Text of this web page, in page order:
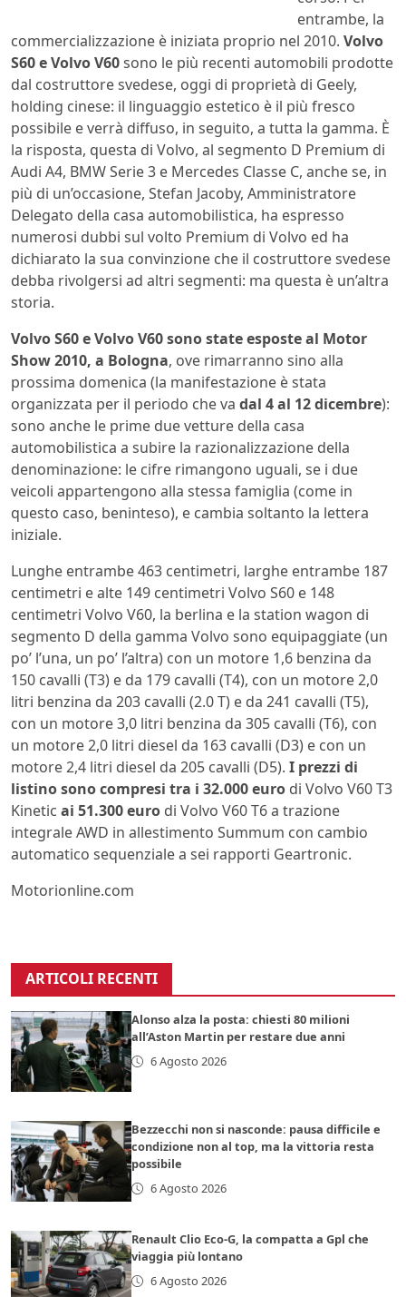
entrambe, la
commercializzazione è iniziata proprio nel 2010. Volvo
S60 e Volvo V60sono le più recenti automobili prodotte
dal costruttore svedese, oggi di proprietà di Geely,
holding cinese: il linguaggio estetico è il più fresco
possibile e verrà diffuso, in seguito, a tutta la gamma. È
la risposta, questa di Volvo, al segmento D Premium di
Audi A4, BMW Serie 3 e Mercedes Classe C, anche se, in
più di un’occasione, Stefan Jacoby, Amministratore
Delegato della casa automobilistica, ha espresso
numerosi dubbi sul volto Premium di Volvo ed ha
dichiarato la sua convinzione che il costruttore svedese
debba rivolgersi ad altri segmenti: ma questa è un’altra
storia.
Volvo S60 e Volvo V60 sono state esposte al Motor
Show 2010, a Bologna, ove rimarranno sino alla
prossima domenica (la manifestazione è stata
organizzata per il periodo che va dal 4 al 12 dicembre):
sono anche le prime due vetture della casa
automobilistica a subire la razionalizzazione della
denominazione: le cifre rimangono uguali, se i due
veicoli appartengono alla stessa famiglia (come in
questo caso, beninteso), e cambia soltanto la lettera
iniziale.
Lunghe entrambe 463 centimetri, larghe entrambe 187
centimetri e alte 149 centimetri Volvo S60 e 148
centimetri Volvo V60, la berlina e la station wagon di
segmento D della gamma Volvo sono equipaggiate (un
po’ l’una, un po’ l’altra) con un motore 1,6 benzina da
150 cavalli (T3) e da 179 cavalli (T4), con un motore 2,0
litri benzina da 203 cavalli (2.0 T) e da 241 cavalli (T5),
con un motore 3,0 litri benzina da 305 cavalli (T6), con
un motore 2,0 litri diesel da 163 cavalli (D3) e con un
motore 2,4 litri diesel da 205 cavalli (D5). I prezzi di
listino sono compresi tra i 32.000 euro di Volvo V60 T3
Kinetic ai 51.300 euro di Volvo V60 T6 a trazione
integrale AWD in allestimento Summum con cambio
automatico sequenziale a sei rapporti Geartronic.
Motorionline.com
ARTICOLI RECENTI
Alonso alza la posta: chiesti 80 milioni
all’Aston Martin per restare due anni
6 Agosto 2026
Bezzecchi non si nasconde: pausa difficile e
condizione non al top, ma la vittoria resta
possibile
6 Agosto 2026
Renault Clio Eco-G, la compatta a Gpl che
viaggia più lontano
6 Agosto 2026